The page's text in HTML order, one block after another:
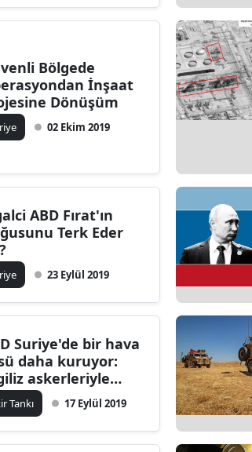
Bölgede
İnşaat
Dönüşüm
02 Ekim 2019
ABD Fırat'ın
Terk Eder
23 Eylül 2019
Suriye'de bir hava
daha kuruyor:
askerleriyle
kullanılacak
Tankı 17 Eylül 2019